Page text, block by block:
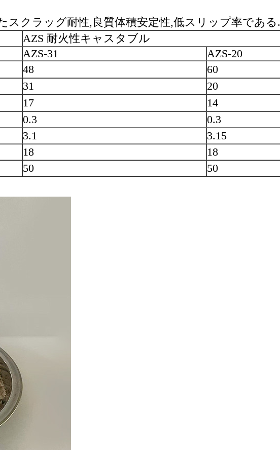
スクラッグ耐性,良質体積安定性,低スリップ率である.
AZS 耐火性キャスタブル
AZS-31
AZS-20
48
60
31
20
17
14
0.3
0.3
3.1
3.15
18
18
50 50